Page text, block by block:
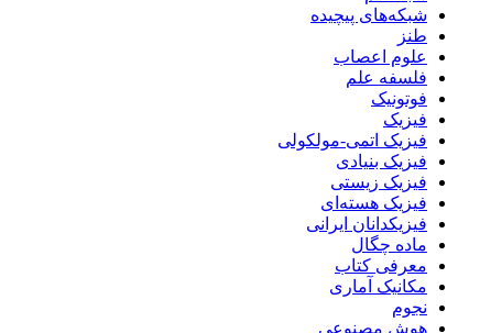
شبکه‌های پیچیده
طنز
علوم اعصاب
فلسفه علم
فوتونیک
فیزیک
فیزیک اتمی-مولکولی
فیزیک بنیادی
فیزیک زیستی
فیزیک هسته‌ای
فیزیکدانان ایرانی
ماده چگال
معرفی کتاب
مکانیک آماری
نجوم
هوش مصنوعی